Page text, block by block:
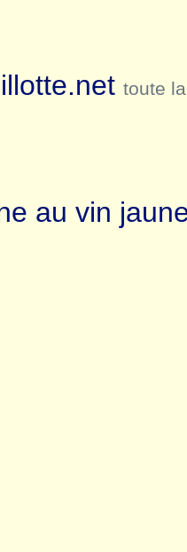
toute
au vin